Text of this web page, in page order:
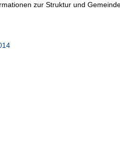
zur Struktur und